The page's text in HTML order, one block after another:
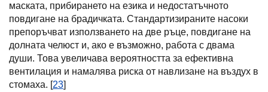
маската, прибирането на езика и недостатъчното
повдигане на брадичката. Стандартизираните насоки
препоръчват използването на две ръце, повдигане на
долната челюст и, ако е възможно, работа с двама
души. Това увеличава вероятността за ефективна
вентилация и намалява риска от навлизане на въздух в
стомаха. [23]